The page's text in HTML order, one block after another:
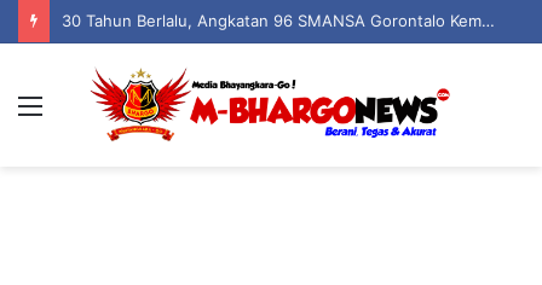
30 Tahun Berlalu, Angkatan 96 SMANSA Gorontalo Kembali Bersatu: Nostalgia, Tawa, dan Kenangan dalam Reuni Akbar